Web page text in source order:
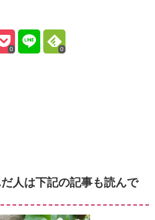
0 0
人は下記の記事も読んで